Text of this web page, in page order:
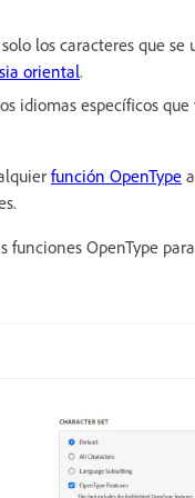
los caracteres que se
oriental.
idiomas específicos
función OpenType
funciones OpenType